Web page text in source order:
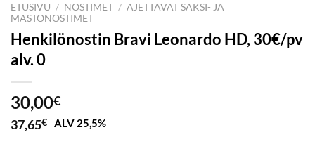
ETUSIVU / NOSTIMET / AJETTAVAT SAKSI- JA
MASTONOSTIMET
Henkilönostin Bravi Leonardo HD, 30€/pv
alv. 0
30,00€
37,65€ ALV 25,5%